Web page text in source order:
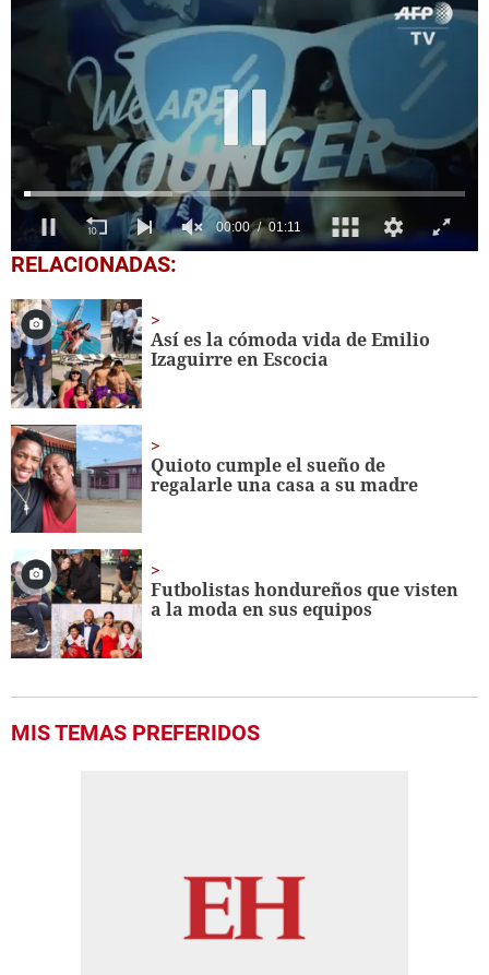
0
seconds
1
minute,
11
seconds
RELACIONADAS:
Así es la cómoda vida de Emilio
Izaguirre en Escocia
Quioto cumple el sueño de
regalarle una casa a su madre
Futbolistas hondureños que visten
a la moda en sus equipos
MIS TEMAS PREFERIDOS